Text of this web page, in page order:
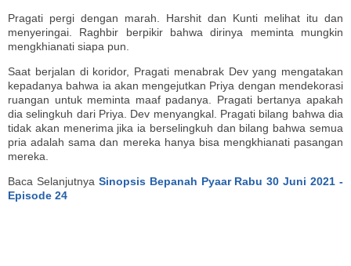
Pragati pergi dengan marah. Harshit dan Kunti melihat itu dan
menyeringai. Raghbir berpikir bahwa dirinya meminta mungkin
mengkhianati siapa pun.
Saat berjalan di koridor, Pragati menabrak Dev yang mengatakan
kepadanya bahwa ia akan mengejutkan Priya dengan mendekorasi
ruangan untuk meminta maaf padanya. Pragati bertanya apakah
dia selingkuh dari Priya. Dev menyangkal. Pragati bilang bahwa dia
tidak akan menerima jika ia berselingkuh dan bilang bahwa semua
pria adalah sama dan mereka hanya bisa mengkhianati pasangan
mereka.
Baca Selanjutnya Sinopsis Bepanah Pyaar Rabu 30 Juni 2021 -
Episode 24